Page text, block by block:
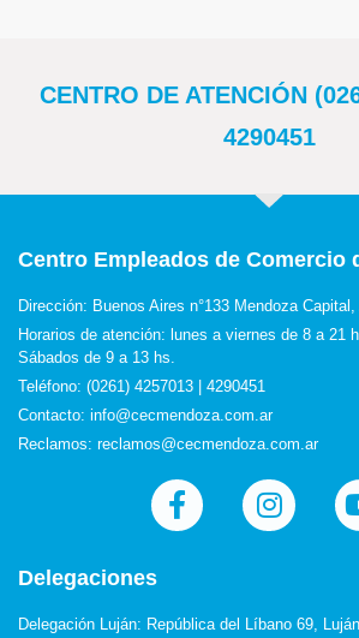
CENTRO DE ATENCIÓN
4290451
Centro Empleados de Comercio
Dirección: Buenos Aires n°133 Mendoza Capital,
Horarios de atención: lunes a viernes de 8 a 21
Sábados de 9 a 13 hs.
Teléfono: (0261) 4257013 | 4290451
Contacto: info@cecmendoza.com.ar
Reclamos: reclamos@cecmendoza.com.ar
Delegaciones
Delegación Luján: República del Líbano 69,